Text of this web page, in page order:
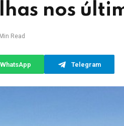
nos
Read
WhatsApp Telegram